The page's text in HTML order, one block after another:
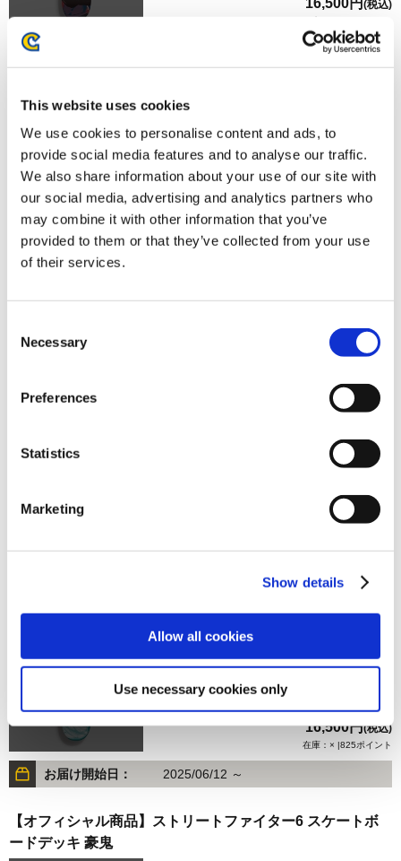
This website uses cookies
We use cookies to personalise content and ads, to
provide social media features and to analyse our traffic.
We also share information about your use of our site with
our social media, advertising and analytics partners who
may combine it with other information that you’ve
provided to them or that they’ve collected from your use
of their services.
Selection
Necessary
Preferences
Statistics
Marketing
Show details
Allow all cookies
Use necessary cookies only
16,500円 (税込)
【オフィシャル商品】ストリートファイター6 スケートボ
16,500円(税込)
【オフィシャル商品】ストリートファイター6 スケートボ
在庫：× |825ポイント
【オフィシャル商品】ストリートファイター6 スケートボ
16,500円(税込)
在庫：× |825ポイント
お届け開始日： 2025/06/12 ～
【オフィシャル商品】ストリートファイター6 スケートボ
ードデッキ 豪鬼